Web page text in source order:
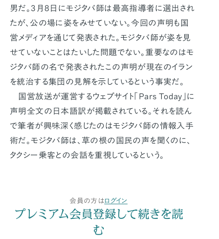
男だ。3月8日にモジタバ師は最高指導者に選出され
たが、公の場に姿をみせていない。今回の声明も国
営メディアを通じて発表された。モジタバ師が姿を見
せていないことはたいした問題でない。重要なのはモ
ジタバ師の名で発表されたこの声明が現在のイラン
を統治する集団の見解を示しているという事実だ。
国営放送が運営するウェブサイト「Pars Today」に
声明全文の日本語訳が掲載されている。それを読ん
で筆者が興味深く感じたのはモジタバ師の情報入手
術だ。モジタバ師は、草の根の国民の声を聞くのに、
タクシー乗客との会話を重視しているという。
会員の方はログイン
プレミアム会員登録して続きを読
む